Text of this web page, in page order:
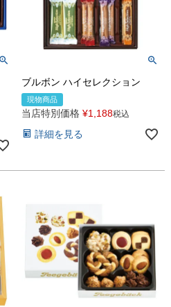
ブルボン ハイセレクション
現物商品
当店特別価格 ¥1,188税込
詳細を見る